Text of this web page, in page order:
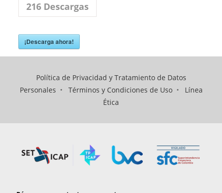
216Descargas
¡Descarga ahora!
Política de Privacidad y Tratamiento de Datos
Personales • Términos y Condiciones de Uso• Línea
Ética